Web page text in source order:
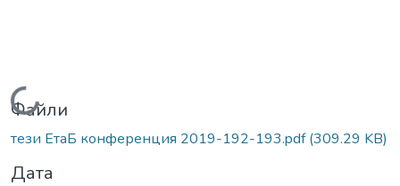
Вантажиться...
Файли
тези ЕтаБ конференция 2019-192-193.pdf(309.29 KB)
Дата